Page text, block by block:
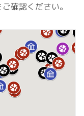
確認ください。